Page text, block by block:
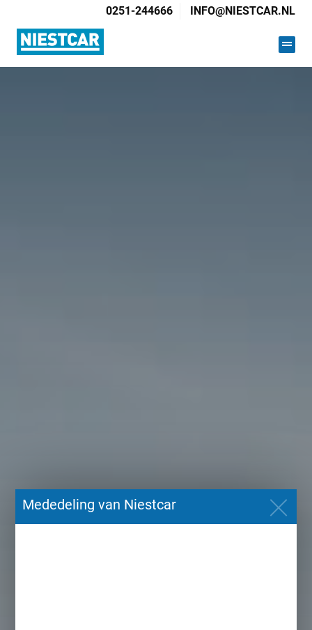
Mededeling van Niestcar
0251-244666 INFO@NIESTCAR.NL